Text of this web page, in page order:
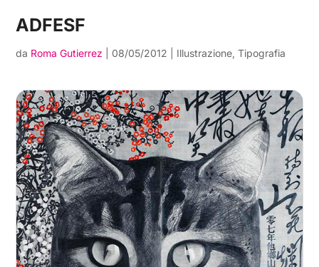
ADFESF
da Roma Gutierrez 08/05/2012 Illustrazione,Tipografia